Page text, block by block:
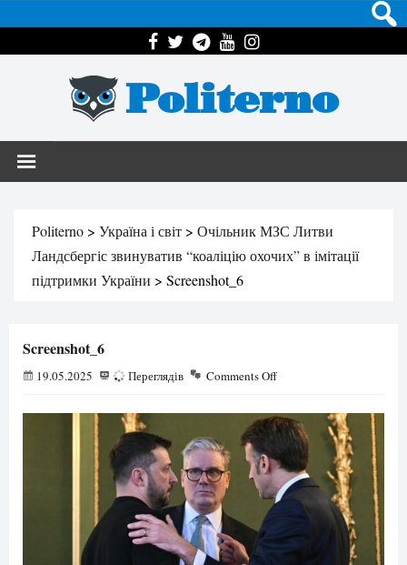
Politerno
Politerno > Україна і світ > Очільник МЗС Литви
Ландсбергіс звинуватив “коаліцію охочих” в імітації
підтримки України > Screenshot_6
Screenshot_6
19.05.2025 53 Переглядів Comments Off